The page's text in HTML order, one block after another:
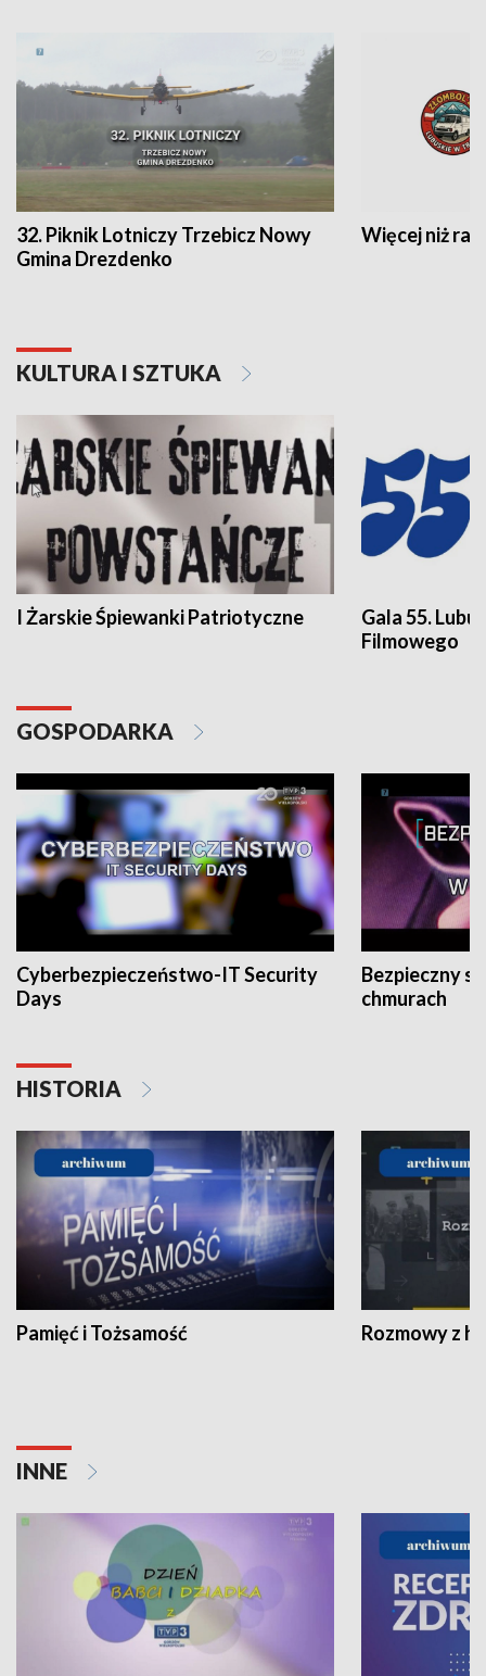
32. Piknik Lotniczy Trzebicz Nowy
Gmina Drezdenko
Więcej niż rajd
KULTURA I SZTUKA
I Żarskie Śpiewanki Patriotyczne
Gala 55.
Filmowego
GOSPODARKA
Cyberbezpieczeństwo-IT Security
Days
Bezpieczny
chmurach
HISTORIA
Pamięć i Tożsamość Rozmowy z
INNE